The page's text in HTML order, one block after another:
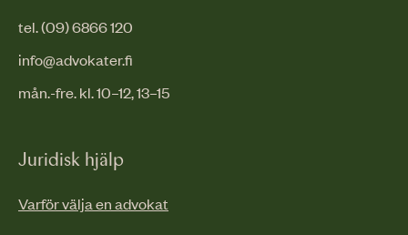
tel. (09) 6866 120
info@advokater.fi
mån.-fre. kl. 10–12, 13–15
Juridisk hjälp
Varför välja en advokat